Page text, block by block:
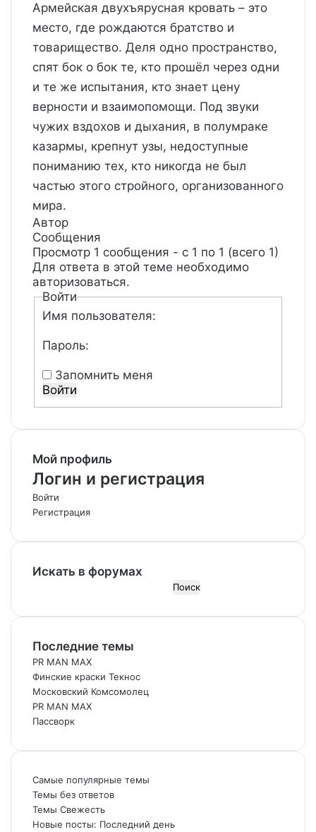
Армейская двухъярусная кровать – это
место, где рождаются братство и
товарищество. Деля одно пространство,
спят бок о бок те, кто прошёл через одни
и те же испытания, кто знает цену
верности и взаимопомощи. Под звуки
чужих вздохов и дыхания, в полумраке
казармы, крепнут узы, недоступные
пониманию тех, кто никогда не был
частью этого стройного, организованного
мира.
Автор
Сообщения
Просмотр 1 сообщения - с 1 по 1 (всего 1)
Для ответа в этой теме необходимо
авторизоваться.
Войти
Имя пользователя:
Пароль:
Запомнить меня
Войти
Мой профиль
Логин и регистрация
Войти
Регистрация
Искать в форумах
и
к
:
Последние темы
PR MAN MAX
Финские краски Текнос
Московский Комсомолец
PR MAN MAX
Пассворк
Самые популярные темы
Темы без ответов
Темы Свежесть
Новые посты: Последний день